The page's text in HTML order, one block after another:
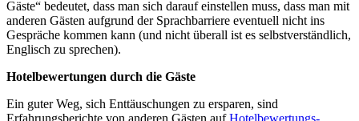
Gäste“ bedeutet, dass man sich darauf einstellen muss, dass man mit
anderen Gästen aufgrund der Sprachbarriere eventuell nicht ins
Gespräche kommen kann (und nicht überall ist es selbstverständlich,
Englisch zu sprechen).
Hotelbewertungen durch die Gäste
Ein guter Weg, sich Enttäuschungen zu ersparen, sind
Erfahrungsberichte von anderen Gästen aufHotelbewertungs-